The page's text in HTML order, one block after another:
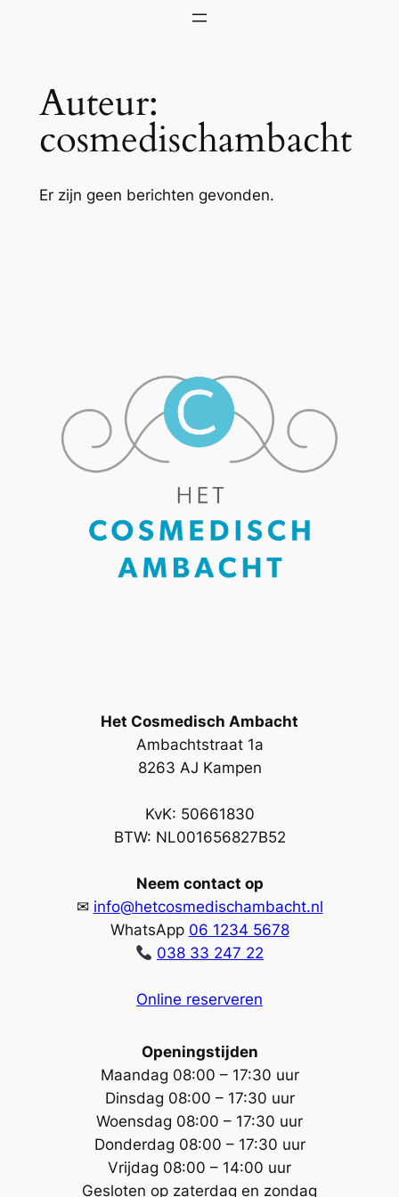
inhoudAuteur:
cosmedischambacht
Er zijn geen berichten gevonden.
Het Cosmedisch Ambacht
Ambachtstraat 1a
8263 AJ Kampen
KvK: 50661830
BTW: NL001656827B52
Neem contact op
✉ info@hetcosmedischambacht.nl
WhatsApp 06 1234 5678
038 33 247 22
Online reserveren
Openingstijden
Maandag 08:00 – 17:30 uur
Dinsdag 08:00 – 17:30 uur
Woensdag 08:00 – 17:30 uur
Donderdag 08:00 – 17:30 uur
Vrijdag 08:00 – 14:00 uur
Gesloten op zaterdag en zondag